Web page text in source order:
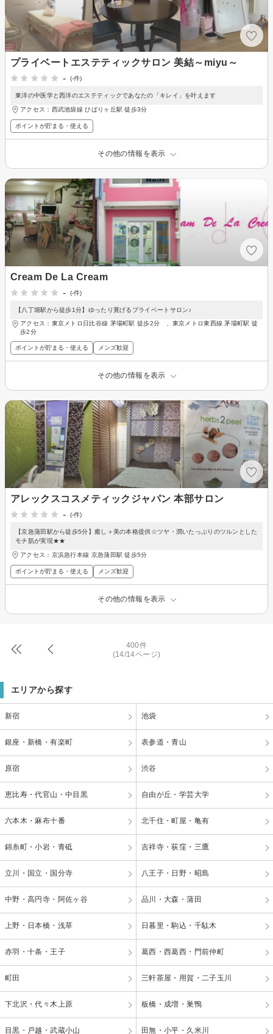
プライベートエステティックサロン 美結～miyu～
-
(-件)
東洋の中医学と西洋のエステティックであなたの「キレイ」を叶えます
アクセス：西武池袋線 ひばりヶ丘駅 徒歩3分
ポイントが貯まる・使える
その他の情報を表示
Cream De La Cream
-
(-件)
【八丁堀駅から徒歩1分】ゆったり寛げるプライベートサロン♪
アクセス：東京メトロ日比谷線 茅場町駅 徒歩2分 、東京メトロ東西線 茅場町駅 徒
歩2分
ポイントが貯まる・使える メンズ歓迎
その他の情報を表示
アレックスコスメティックジャパン 本部サロン
-
(-件)
【京急蒲田駅から徒歩5分】癒し＋美の本格提供☆ツヤ・潤いたっぷりのツルンとした
モチ肌が実現★★
アクセス：京浜急行本線 京急蒲田駅 徒歩5分
ポイントが貯まる・使える メンズ歓迎
その他の情報を表示
400件
(14/14ページ)
エリアから探す
新宿 池袋
銀座・新橋・有楽町 表参道・青山
原宿 渋谷
恵比寿・代官山・中目黒 自由が丘・学芸大学
六本木・麻布十番 北千住・町屋・亀有
錦糸町・小岩・青砥 吉祥寺・荻窪・三鷹
立川・国立・国分寺 八王子・日野・昭島
中野・高円寺・阿佐ヶ谷 品川・大森・蒲田
上野・日本橋・浅草 日暮里・駒込・千駄木
赤羽・十条・王子 葛西・西葛西・門前仲町
町田 三軒茶屋・用賀・二子玉川
下北沢・代々木上原 板橋・成増・巣鴨
目黒・戸越・武蔵小山 田無・小平・久米川